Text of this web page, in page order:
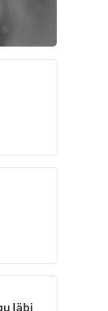
läbi